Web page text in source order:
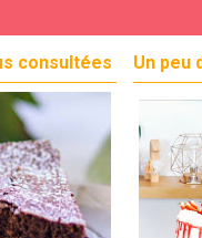
consultées Un peu